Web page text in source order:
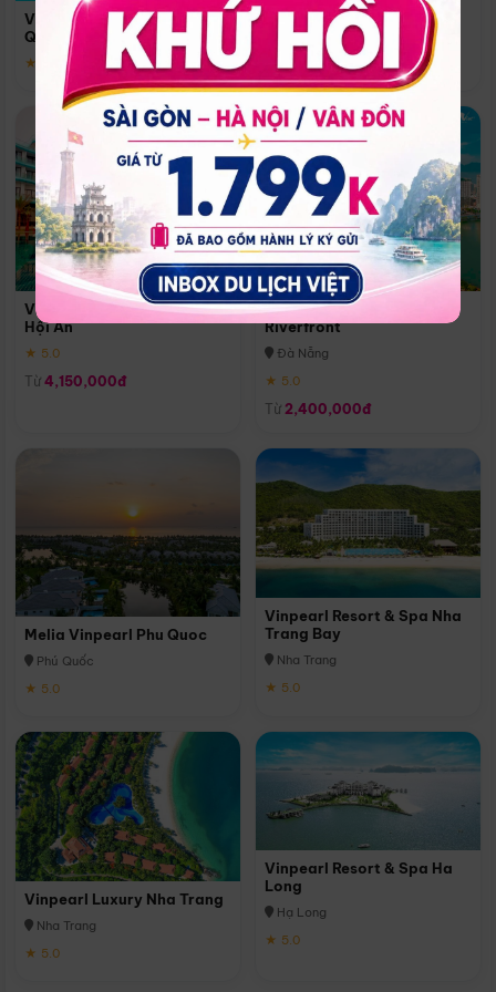
Vinpearl Resort & Spa Phu
Quoc
★ 5.0
Quoc
Phú Quốc
★ 5.0
Vinpearl Resort & Golf Nam
Hội An
★ 5.0
Từ 4,150,000đ
Melia Vinpearl Danang
Riverfront
Đà Nẵng
★ 5.0
Từ 2,400,000đ
Melia Vinpearl Phu Quoc
Phú Quốc
★ 5.0
Vinpearl Resort & Spa Nha
Trang Bay
Nha Trang
★ 5.0
Vinpearl Luxury Nha Trang
Nha Trang
★ 5.0
Vinpearl Resort & Spa Ha
Long
Hạ Long
★ 5.0